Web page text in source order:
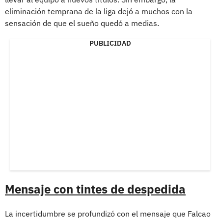
eliminación temprana de la liga dejó a muchos con la
sensación de que el sueño quedó a medias.
PUBLICIDAD
Mensaje con tintes de despedida
La incertidumbre se profundizó con el mensaje que Falcao